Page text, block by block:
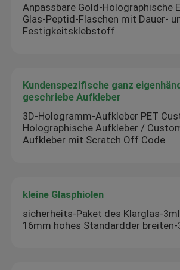
Anpassbare Gold-Holographische
Glas-Peptid-Flaschen mit Dauer-
Festigkeitsklebstoff
Kundenspezifische ganz
geschriebe Aufkleber
3D-Hologramm-Aufkleber PET
Holographische Aufkleber /
Aufkleber mit Scratch Off Code
kleine Glasphiolen
sicherheits-Paket des Klarglas-
16mm hohes Standardder